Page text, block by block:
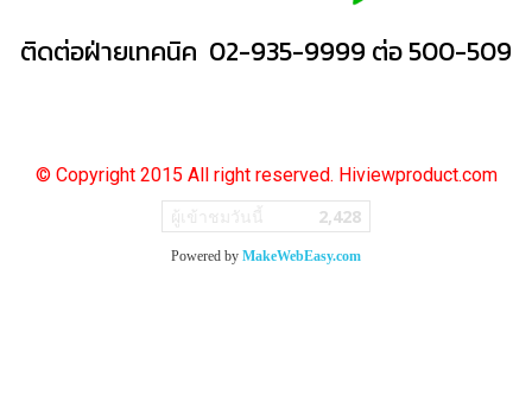
ติดต่อฝ่ายเทคนิค 02-935-9999 ต่อ 500-509
© Copyright 2015 All right reserved. Hiviewproduct.com
ผู้เข้าชมวันนี้
2,428
Powered by MakeWebEasy.com